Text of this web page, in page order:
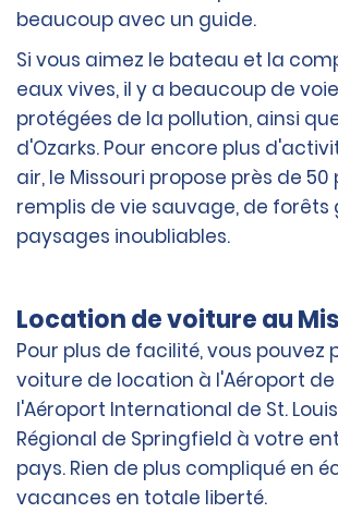
beaucoup avec un guide.
Si vous aimez le bateau et la
eaux vives, il y a beaucoup de
protégées de la pollution, ainsi
d'Ozarks. Pour encore plus
air, le Missouri propose près de
remplis de vie sauvage, de forêts
paysages inoubliables.
Location de voiture au
Pour plus de facilité, vous pouvez
voiture de location à l'Aéroport de
l'Aéroport International de St.
Régional de Springfield à votre
pays. Rien de plus compliqué en
vacances en totale liberté.